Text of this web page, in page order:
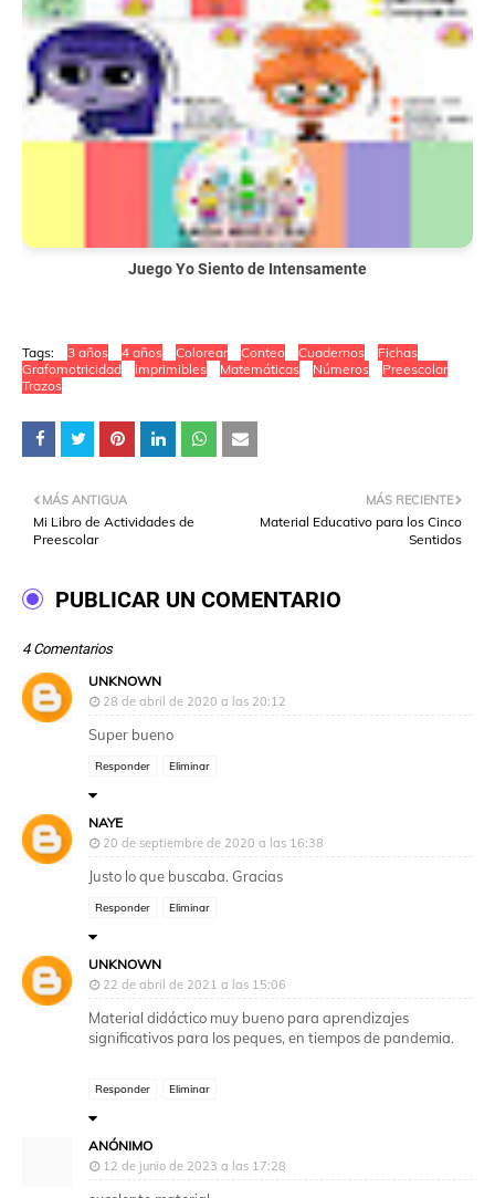
Juego Yo Siento de Intensamente
Tags: 3 años 4 años Colorear Conteo Cuadernos
Fichas
Grafomotricidad
imprimibles Matemáticas Números
Preescolar
Trazos
MÁS RECIENTE
Material Educativo para los Cinco
Sentidos
MÁS ANTIGUA
Mi Libro de Actividades de
Preescolar
PUBLICAR UN COMENTARIO
4 Comentarios
UNKNOWN
28 de abril de 2020 a las 20:12
Super bueno
Responder Eliminar
NAYE
20 de septiembre de 2020 a las 16:38
Justo lo que buscaba. Gracias
Responder Eliminar
UNKNOWN
22 de abril de 2021 a las 15:06
Material didáctico muy bueno para aprendizajes
significativos para los peques, en tiempos de pandemia.
Responder Eliminar
ANÓNIMO
12 de junio de 2023 a las 17:28